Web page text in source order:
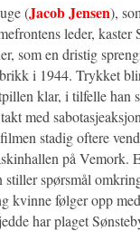
(Jacob Jensen),
leder, kaster
som en dristig
i 1944. Trykket
klar, i tilfelle han
med
stadig oftere
på Vemork.
stiller spørsmål
kvinne følger opp
har plaget